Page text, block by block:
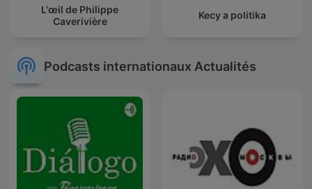
L'œil de Philippe
Caverivière
Kecy a politika
Podcasts internationaux Actualités